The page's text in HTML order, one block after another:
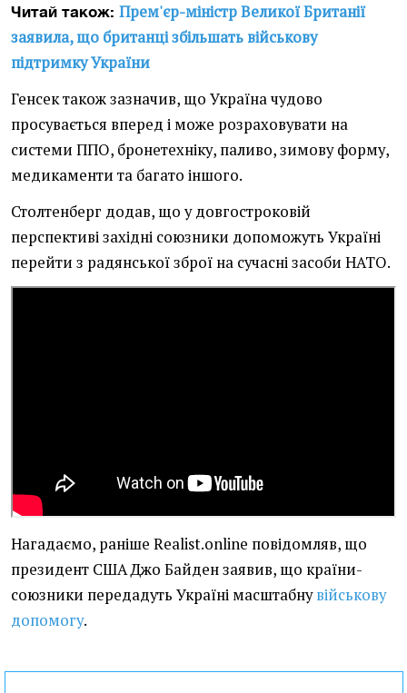
Читай також: Прем'єр-міністр Великої Британії
заявила, що британці збільшать військову
підтримку України
Генсек також зазначив, що Україна чудово
просувається вперед і може розраховувати на
системи ППО, бронетехніку, паливо, зимову форму,
медикаменти та багато іншого.
Столтенберг додав, що у довгостроковій
перспективі західні союзники допоможуть Україні
перейти з радянської зброї на сучасні засоби НАТО.
Нагадаємо, раніше Realist.online повідомляв, що
президент США Джо Байден заявив, що країни-
союзники передадуть Україні масштабнувійськову
допомогу.